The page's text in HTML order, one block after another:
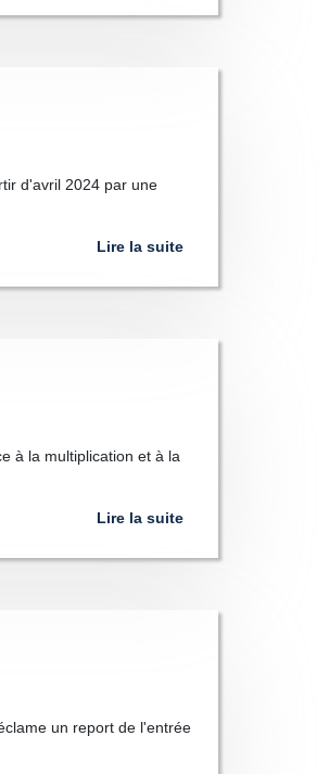
d'avril 2024 par une
Lire la suite
à la multiplication et à la
Lire la suite
un report de l'entrée